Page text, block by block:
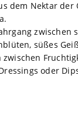
dem Nektar
süßes
zwischen
oder